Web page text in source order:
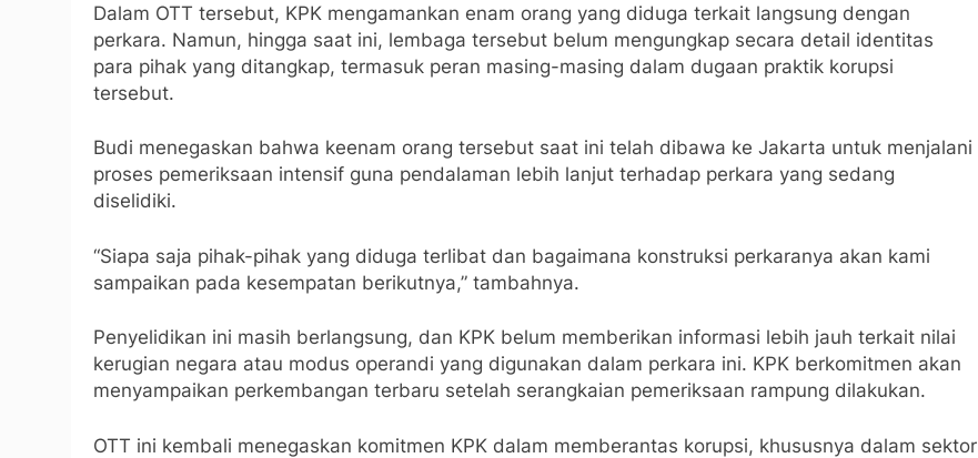
Dalam OTT tersebut, KPK mengamankan enam orang yang diduga terkait langsung dengan
perkara. Namun, hingga saat ini, lembaga tersebut belum mengungkap secara detail identitas
para pihak yang ditangkap, termasuk peran masing-masing dalam dugaan praktik korupsi
tersebut.
Budi menegaskan bahwa keenam orang tersebut saat ini telah dibawa ke Jakarta untuk menjalani
proses pemeriksaan intensif guna pendalaman lebih lanjut terhadap perkara yang sedang
diselidiki.
“Siapa saja pihak-pihak yang diduga terlibat dan bagaimana konstruksi perkaranya akan kami
sampaikan pada kesempatan berikutnya,” tambahnya.
Penyelidikan ini masih berlangsung, dan KPK belum memberikan informasi lebih jauh terkait nilai
kerugian negara atau modus operandi yang digunakan dalam perkara ini. KPK berkomitmen akan
menyampaikan perkembangan terbaru setelah serangkaian pemeriksaan rampung dilakukan.
OTT ini kembali menegaskan komitmen KPK dalam memberantas korupsi, khususnya dalam sektor